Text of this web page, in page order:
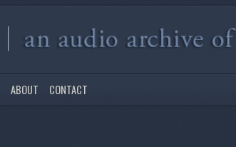
ABOUT CONTACT